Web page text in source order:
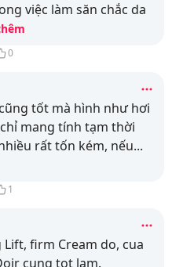
việc làm săn chắc da
0
tốt mà hình như hơi
mang tính tạm thời
rất tốn kém, nếu...
1
firm Cream do, cua
cung tot lam.